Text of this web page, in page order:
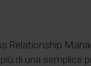
Relationship
di una semplice